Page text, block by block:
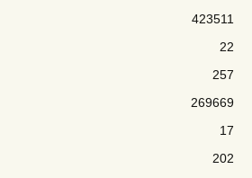
423511
22
257
269669
17
202